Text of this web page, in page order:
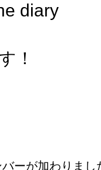
diary
！
ーが加わりまし